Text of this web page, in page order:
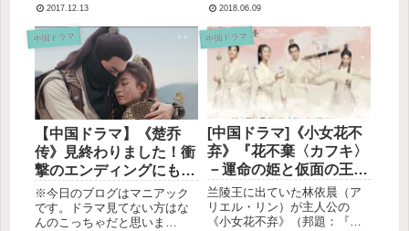
マを見るのが癒しの時間にな
っています。最近は、日本の
テレビもネットやアプリで見
られるようになったのでとっ
ても便利！高いお金を払って
インタ...
2017.12.13
ことを教わって、どんどん成
長していきます。なかなか良
いこと言うなぁ（＆こういう
中国語すっと話せるようにな
りたい...
2018.06.09
中国ドラマ
【中国ドラマ】《楚乔
传》見終わりました！衝
撃のエンディングにもや
もやもや
※今日のブログはマニアック
です。ドラマ見てない方はな
んのこっちゃだと思いま
中国ドラマ
[中国ドラマ]《小女花不
弃》『花不棄〈カフキ〉
－運命の姫と仮面の王子
－』のあらすじと人物相
関図、見た感想（ネタバ
レあり）
兰陵王に出ていた林依晨（ア
リエル・リン）が主人公の
《小女花不弃》（邦題：『花